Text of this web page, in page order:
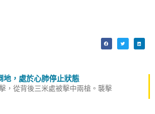
地，處於心肺停止狀態
，從背後三米處被擊中兩槍。襲擊